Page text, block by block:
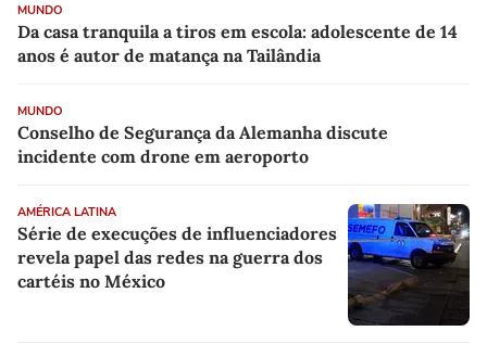
MUNDO
Da casa tranquila a tiros em escola: adolescente de 14
anos é autor de matança na Tailândia
MUNDO
Conselho de Segurança da Alemanha discute
incidente com drone em aeroporto
AMÉRICA LATINA
Série de execuções de influenciadores
revela papel das redes na guerra dos
cartéis no México